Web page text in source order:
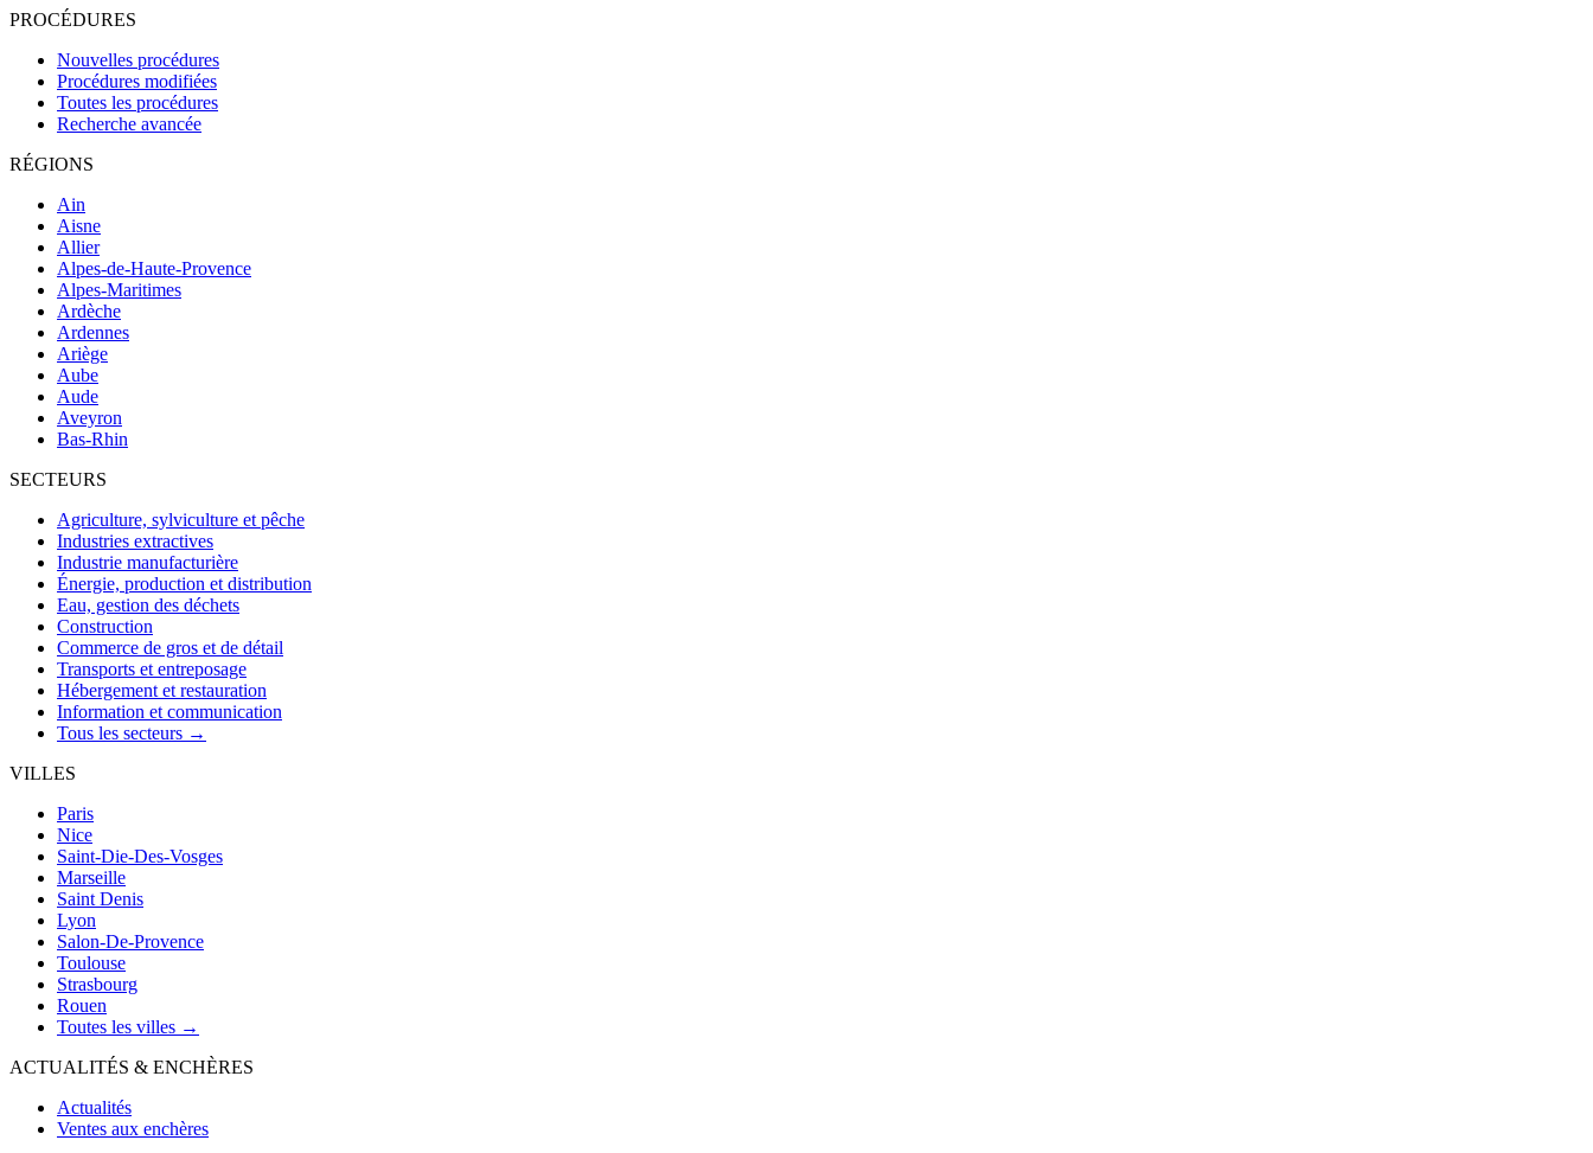
PROCÉDURES
Nouvelles procédures
Procédures modifiées
Toutes les procédures
Recherche avancée
RÉGIONS
Ain
Aisne
Allier
Alpes-de-Haute-Provence
Alpes-Maritimes
Ardèche
Ardennes
Ariège
Aube
Aude
Aveyron
Bas-Rhin
SECTEURS
Agriculture, sylviculture et pêche
Industries extractives
Industrie manufacturière
Énergie, production et distribution
Eau, gestion des déchets
Construction
Commerce de gros et de détail
Transports et entreposage
Hébergement et restauration
Information et communication
Tous les secteurs →
VILLES
Paris
Nice
Saint-Die-Des-Vosges
Marseille
Saint Denis
Lyon
Salon-De-Provence
Toulouse
Strasbourg
Rouen
Toutes les villes →
ACTUALITÉS & ENCHÈRES
Actualités
Ventes aux enchères